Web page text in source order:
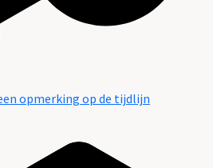
opmerking op de tijdlijn